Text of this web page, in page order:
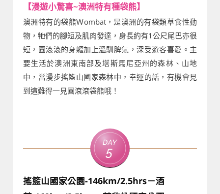
【漫遊小驚喜~澳洲特有種袋熊】
澳洲特有的袋熊Ｗombat，是澳洲的有袋類草食性動
物，牠們的腳短及肌肉發達，身長約有1公尺尾巴亦很
短，圓滾滾的身軀加上溫馴脾氣，深受遊客喜愛。主
要生活於澳洲東南部及塔斯馬尼亞州的森林、山地
中，當漫步搖籃山國家森林中，幸運的話，有機會見
到這難得一見圓滾滾袋熊哦！
Day
5
搖籃山國家公園-146km/2.5hrs－酒